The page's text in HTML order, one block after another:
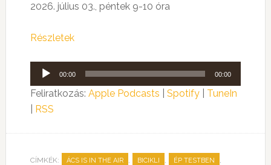
2026. július 03., péntek 9-10 óra
Részletek
Audió
lejátszó
00:00 00:00
Feliratkozás: Apple Podcasts Spotify| TuneIn
RSS
CÍMKÉK: ÁCS IS IN THE AIR , BICIKLI , ÉP TESTBEN ,